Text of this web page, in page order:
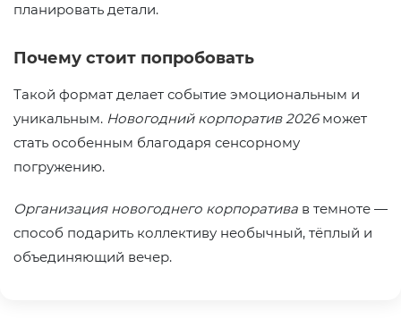
планировать детали.
Почему стоит попробовать
Такой формат делает событие эмоциональным и
уникальным. Новогодний корпоратив 2026может
стать особенным благодаря сенсорному
погружению.
Организация новогоднего корпоратива в темноте —
способ подарить коллективу необычный, тёплый и
объединяющий вечер.